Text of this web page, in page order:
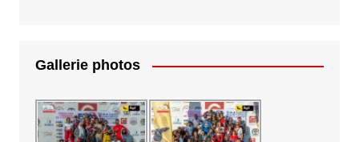
Gallerie photos